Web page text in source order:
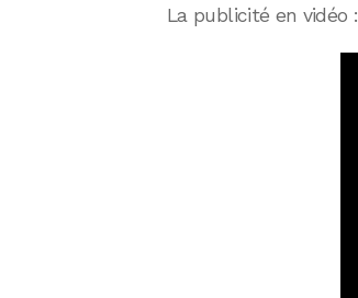
La publicité en vidéo :